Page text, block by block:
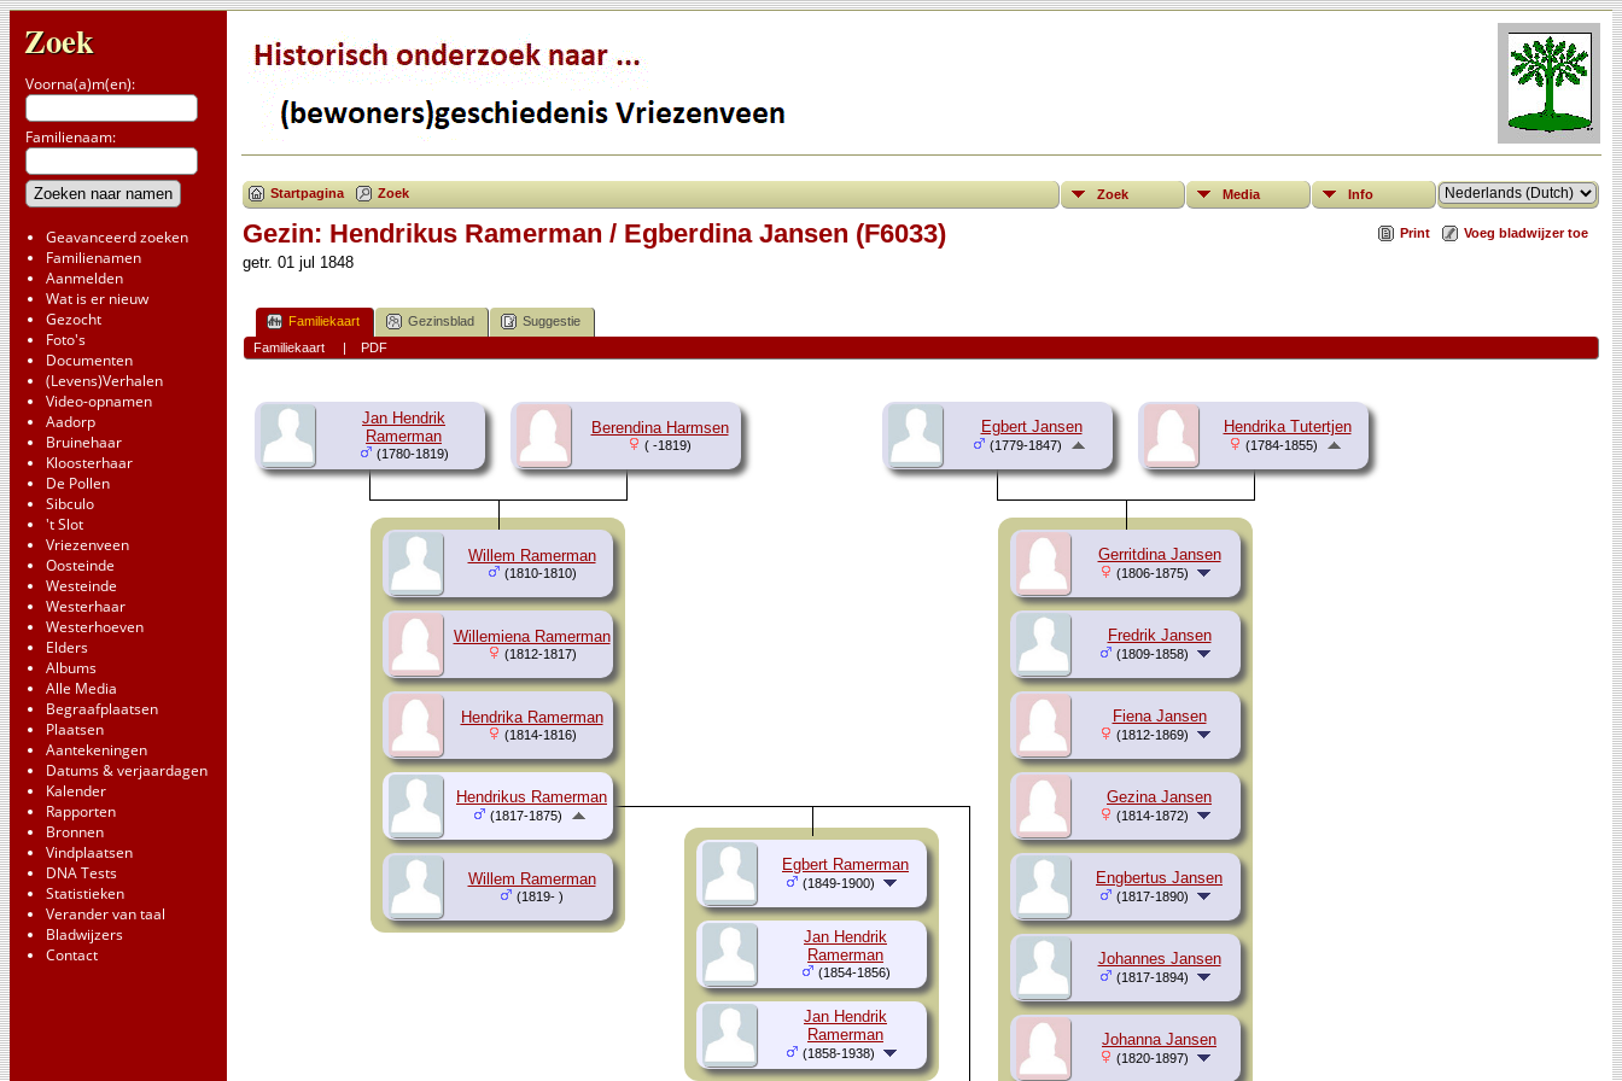
Zoek
Voorna(a)m(en):
Familienaam:
Geavanceerd zoeken
Familienamen
Aanmelden
Wat is er nieuw
Gezocht
Foto's
Documenten
(Levens)Verhalen
Video-opnamen
Aadorp
Bruinehaar
Kloosterhaar
De Pollen
Sibculo
't Slot
Vriezenveen
Oosteinde
Westeinde
Westerhaar
Westerhoeven
Elders
Albums
Alle Media
Begraafplaatsen
Plaatsen
Aantekeningen
Datums & verjaardagen
Kalender
Rapporten
Bronnen
Vindplaatsen
DNA Tests
Statistieken
Verander van taal
Bladwijzers
Contact
Startpagina Zoek Zoek Media Info
Print Voeg bladwijzer toe
Gezin: Hendrikus Ramerman / Egberdina Jansen (F6033)
getr. 01 jul 1848
Familiekaart Gezinsblad
Suggestie
Familiekaart
| PDF
Jan Hendrik
Ramerman
(1780-1819)
Berendina Harmsen
( -1819)
Willem Ramerman
(1810-1810)
Willemiena Ramerman
(1812-1817)
Hendrika Ramerman
(1814-1816)
Willem Ramerman
(1819- )
Egbert Jansen
(1779-1847)
Hendrika Tutertjen
(1784-1855)
Gerritdina Jansen
(1806-1875)
Fredrik Jansen
(1809-1858)
Fiena Jansen
(1812-1869)
Gezina Jansen
(1814-1872)
Engbertus Jansen
(1817-1890)
Johannes Jansen
(1817-1894)
Johanna Jansen
(1820-1897)
Hendrikus Ramerman
(1817-1875)
Egbert Ramerman
(1849-1900)
Jan Hendrik
Ramerman
(1854-1856)
Jan Hendrik
Ramerman
(1858-1938)